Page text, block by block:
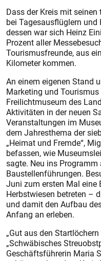
Dass der Kreis mit
bei Tagesausflüglern
dessen war sich Heinz
Prozent aller
Tourismusfreunde, aus
Kilometer kommen.
An einem eigenen Stand
Marketing und
Freilichtmuseum des
Aktivitäten in der neuen
Veranstaltungen im
dem Jahresthema der
„Heimat und Fremde“,
befassen, wie
sagte. Neu ins
Baustellenführungen.
Juni zum ersten Mal eine
Herbstwiesen betreten –
und damit den Aufbau
Anfang an erleben.
„Gut aus den
„Schwäbisches
Geschäftsführerin Maria